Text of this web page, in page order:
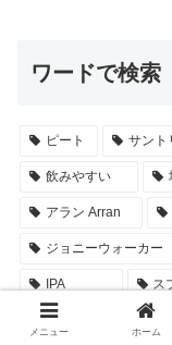
ワードで検索
ピート サント
飲みやすい
アラン Arran
ジョニーウォーカー
IPA ス
ブレンデッド・モル
メニュー ホーム